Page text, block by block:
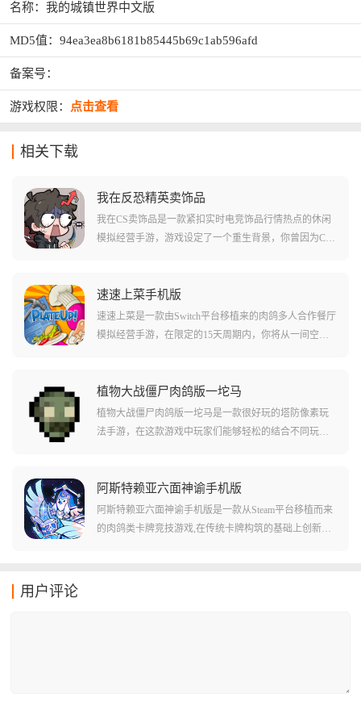
名称：我的城镇世界中文版
MD5值：94ea3ea8b6181b85445b69c1ab596afd
备案号：
游戏权限： 点击查看
相关下载
我在反恐精英卖饰品
我在CS卖饰品是一款紧扣实时电竞饰品行情热点的休闲
模拟经营手游，游戏设定了一个重生背景，你曾因为CS
建仓，在高位冷静套现，每天系统会推送不同维度的内
幕消息，你需要判断哪类饰品最具潜力，游戏还原了真
实的饰品价值波动逻辑，配合多角度的3D鉴赏功能和趣
速速上菜手机版
速速上菜是一款由Switch平台移植来的肉鸽多人合作餐厅
模拟经营手游，在限定的15天周期内，你将从一间空荡
设备都是随机生成的。
植物大战僵尸肉鸽版一坨马
植物大战僵尸肉鸽版一坨马是一款很好玩的塔防像素玩
法手游，在这款游戏中玩家们能够轻松的结合不同玩法
许多有趣的肉鸽玩法，为游戏注入了许多随机性的元
素。游戏中除此之外有不少丰富多样性的关卡，能够让
用户们体验到融合版中的游戏乐趣！
阿斯特赖亚六面神谕手机版
阿斯特赖亚六面神谕手机版是一款从Steam平台移植而来
的肉鸽类卡牌竞技游戏,在传统卡牌构筑的基础上创新性
用户评论